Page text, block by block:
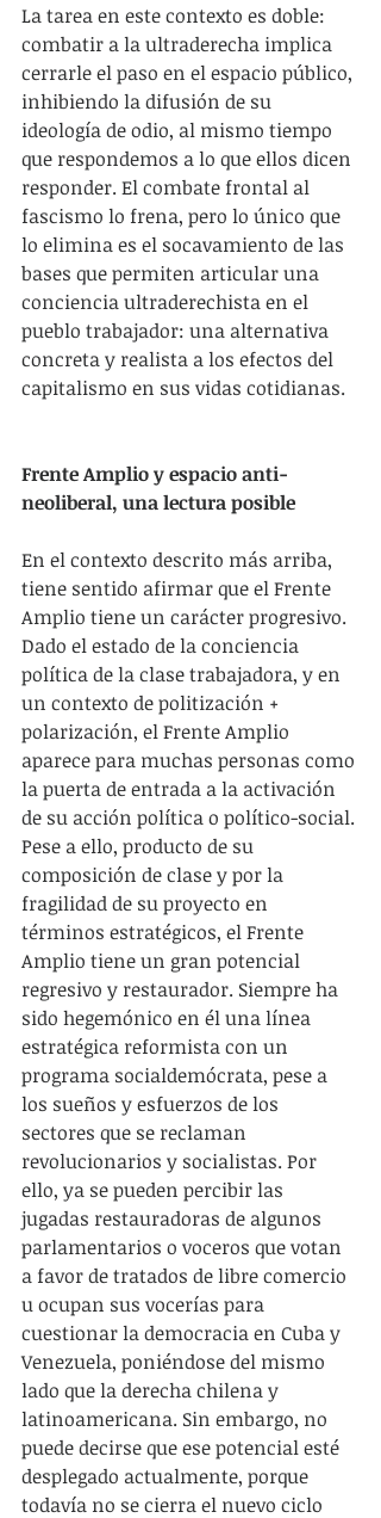
La tarea en este contexto es doble:
combatir a la ultraderecha implica
cerrarle el paso en el espacio público,
inhibiendo la difusión de su
ideología de odio, al mismo tiempo
que respondemos a lo que ellos dicen
responder. El combate frontal al
fascismo lo frena, pero lo único que
lo elimina es el socavamiento de las
bases que permiten articular una
conciencia ultraderechista en el
pueblo trabajador: una alternativa
concreta y realista a los efectos del
capitalismo en sus vidas cotidianas.
Frente Amplio y espacio anti-
neoliberal, una lectura posible
En el contexto descrito más arriba,
tiene sentido afirmar que el Frente
Amplio tiene un carácter progresivo.
Dado el estado de la conciencia
política de la clase trabajadora, y en
un contexto de politización +
polarización, el Frente Amplio
aparece para muchas personas como
la puerta de entrada a la activación
de su acción política o político-social.
Pese a ello, producto de su
composición de clase y por la
fragilidad de su proyecto en
términos estratégicos, el Frente
Amplio tiene un gran potencial
regresivo y restaurador. Siempre ha
sido hegemónico en él una línea
estratégica reformista con un
programa socialdemócrata, pese a
los sueños y esfuerzos de los
sectores que se reclaman
revolucionarios y socialistas. Por
ello, ya se pueden percibir las
jugadas restauradoras de algunos
parlamentarios o voceros que votan
a favor de tratados de libre comercio
u ocupan sus vocerías para
cuestionar la democracia en Cuba y
Venezuela, poniéndose del mismo
lado que la derecha chilena y
latinoamericana. Sin embargo, no
puede decirse que ese potencial esté
desplegado actualmente, porque
todavía no se cierra el nuevo ciclo